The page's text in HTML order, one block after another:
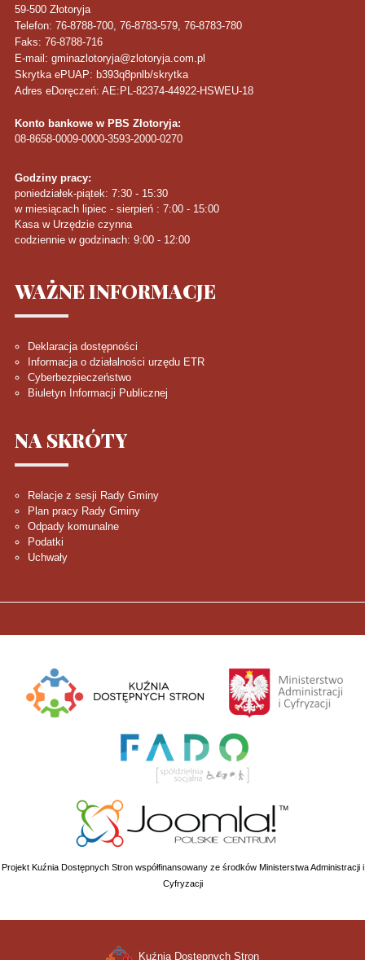
59-500 Złotoryja
Telefon: 76-8788-700, 76-8783-579, 76-8783-780
Faks: 76-8788-716
E-mail: gminazlotoryja@zlotoryja.com.pl
Skrytka ePUAP: b393q8pnlb/skrytka
Adres eDoręczeń: AE:PL-82374-44922-HSWEU-18
Konto bankowe w PBS Złotoryja:
08-8658-0009-0000-3593-2000-0270
Godziny pracy:
poniedziałek-piątek: 7:30 - 15:30
w miesiącach lipiec - sierpień : 7:00 - 15:00
Kasa w Urzędzie czynna
codziennie w godzinach: 9:00 - 12:00
WAŻNEINFORMACJE
Deklaracja dostępności
Informacja o działalności urzędu ETR
Cyberbezpieczeństwo
Biuletyn Informacji Publicznej
NA SKRÓTY
Relacje z sesji Rady Gminy
Plan pracy Rady Gminy
Odpady komunalne
Podatki
Uchwały
Projekt Kuźnia Dostępnych Stron współfinansowany ze środków Ministerstwa Administracji i
Cyfryzacji
Kuźnia Dostępnych Stron